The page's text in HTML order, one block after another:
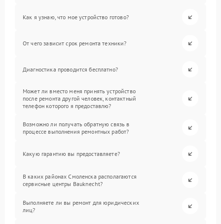
Как я узнаю, что мое устройство готово?
От чего зависит срок ремонта техники?
Диагностика проводится бесплатно?
Может ли вместо меня принять устройство
после ремонта другой человек, контактный
телефон которого я предоставлю?
Возможно ли получать обратную связь в
процессе выполнения ремонтных работ?
Какую гарантию вы предоставляете?
В каких районах Смоленска располагаются
сервисные центры Bauknecht?
Выполняете ли вы ремонт для юридических
лиц?